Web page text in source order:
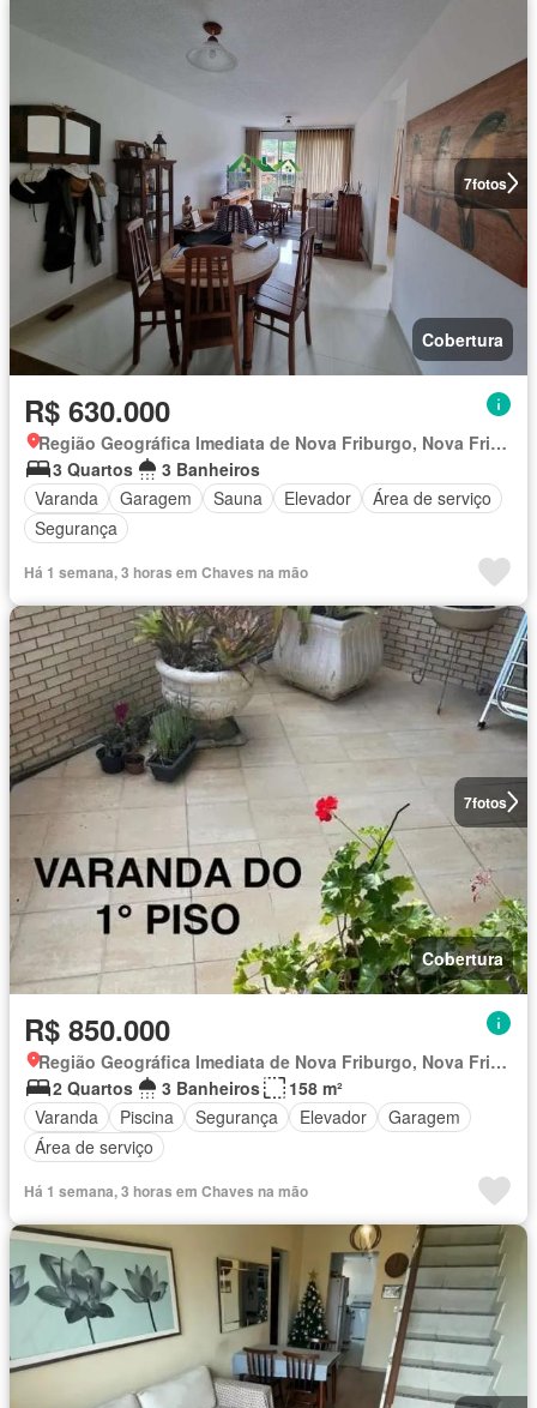
7fotos
Cobertura
R$ 630.000
Região Geográfica Imediata de Nova Friburgo, Nova Friburgo
3 Quartos
3 Banheiros
Varanda
Garagem Sauna Elevador
Área de serviço
Segurança
Há 1 semana, 3 horas em Chaves na mão
7fotos
Cobertura
R$ 850.000
Região Geográfica Imediata de Nova Friburgo, Nova Friburgo
2 Quartos
3 Banheiros
158 m²
Varanda
Piscina Segurança Elevador
Garagem
Área de serviço
Há 1 semana, 3 horas em Chaves na mão